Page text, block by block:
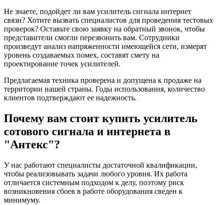
Не знаете, подойдет ли вам усилитель сигнала интернет
связи? Хотите вызвать специалистов для проведения тестовых
проверок? Оставьте свою заявку на обратный звонок, чтобы
представители смогли перезвонить вам. Сотрудники
произведут анализ напряженности имеющейся сети, измерят
уровень создаваемых помех, составят смету на
проектирование точек усилителей.
Предлагаемая техника проверена и допущена к продаже на
территории нашей страны. Годы использования, количество
клиентов подтверждают ее надежность.
Почему вам стоит купить усилитель
сотового сигнала и интернета в
"Антекс"?
У нас работают специалисты достаточной квалификации,
чтобы реализовывать задачи любого уровня. Их работа
отличается системным подходом к делу, поэтому риск
возникновения сбоев в работе оборудования сведен к
минимуму.